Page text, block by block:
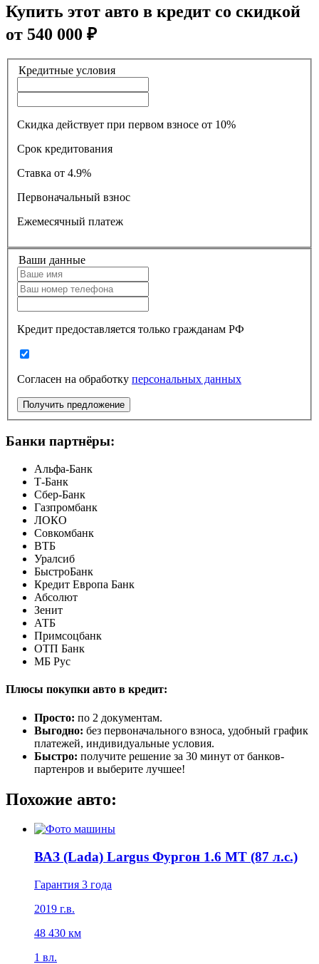
Купить этот авто в кредит со скидкой
от 540 000 ₽
Кредитные условия
Скидка действует при первом взносе от 10%
Срок кредитования
Ставка
от 4.9%
Первоначальный взнос
Ежемесячный платеж
Ваши данные
Кредит предоставляется только гражданам РФ
Согласен на обработку персональных данных
Получить предложение
Банки партнёры:
Альфа-Банк
Т-Банк
Сбер-Банк
Газпромбанк
ЛОКО
Совкомбанк
ВТБ
Уралсиб
БыстроБанк
Кредит Европа Банк
Абсолют
Зенит
АТБ
Примсоцбанк
ОТП Банк
МБ Рус
Плюсы покупки авто в кредит:
Просто: по 2 документам.
Выгодно: без первоначального взноса, удобный график
платежей, индивидуальные условия.
Быстро: получите решение за 30 минут от банков-
партенров и выберите лучшее!
Похожие авто:
ВАЗ (Lada) Largus Фургон 1.6 MT (87 л.с.)
Гарантия 3 года
2019 г.в.
48 430 км
1 вл.